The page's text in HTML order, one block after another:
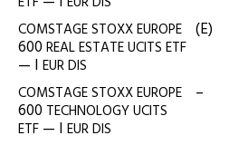
COMSTAGESTOXXEUROPE
600 REALESTATEUCITS ETF
— I EURDIS
(E)
COMSTAGESTOXXEUROPE
600 TECHNOLOGYUCITS
ETF — I EURDIS
–